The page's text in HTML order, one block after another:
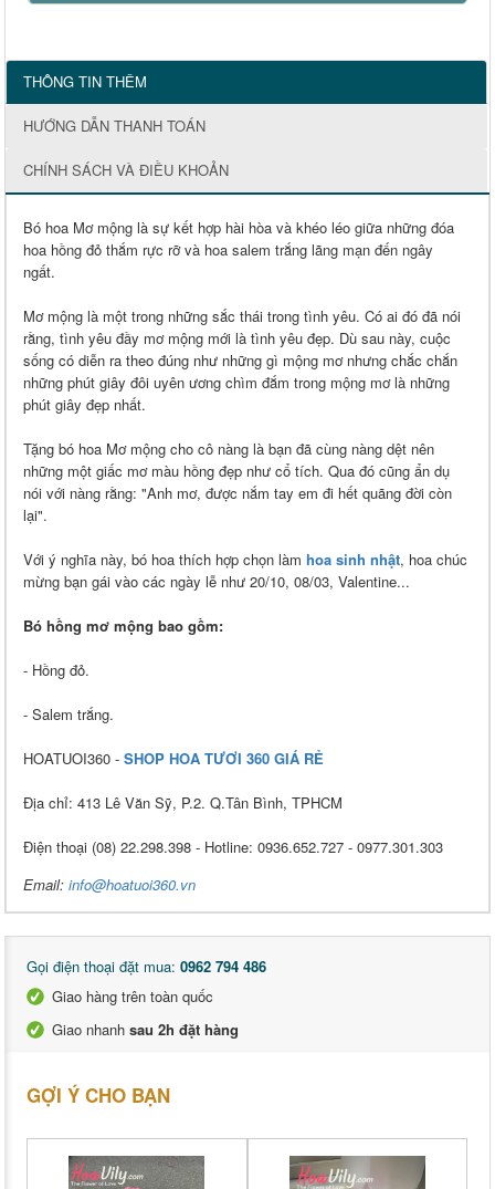
THÔNG TIN THÊM
HƯỚNG DẪN THANH TOÁN
CHÍNH SÁCH VÀ ĐIỀU KHOẢN
Bó hoa Mơ mộng là sự kết hợp hài hòa và khéo léo giữa những đóa
hoa hồng đỏ thắm rực rỡ và hoa salem trắng lãng mạn đến ngây
ngất.
Mơ mộng là một trong những sắc thái trong tình yêu. Có ai đó đã nói
rằng, tình yêu đầy mơ mộng mới là tình yêu đẹp. Dù sau này, cuộc
sống có diễn ra theo đúng như những gì mộng mơ nhưng chắc chắn
những phút giây đôi uyên ương chìm đắm trong mộng mơ là những
phút giây đẹp nhất.
Tặng bó hoa Mơ mộng cho cô nàng là bạn đã cùng nàng dệt nên
những một giấc mơ màu hồng đẹp như cổ tích. Qua đó cũng ẩn dụ
nói với nàng rằng: "Anh mơ, được nắm tay em đi hết quãng đời còn
lại".
Với ý nghĩa này, bó hoa thích hợp chọn làm hoa sinh nhật, hoa chúc
mừng bạn gái vào các ngày lễ như 20/10, 08/03, Valentine...
Bó hồng mơ mộng bao gồm:
- Hồng đỏ.
- Salem trắng.
HOATUOI360 - SHOP HOA TƯƠI 360 GIÁ RẺ
Địa chỉ: 413 Lê Văn Sỹ, P.2. Q.Tân Bình, TPHCM
Điện thoại (08) 22.298.398 - Hotline: 0936.652.727 - 0977.301.303
Email: info@hoatuoi360.vn
Gọi điện thoại đặt mua: 0962 794 486
Giao hàng trên toàn quốc
Giao nhanh sau 2h đặt hàng
GỢI Ý CHO BẠN